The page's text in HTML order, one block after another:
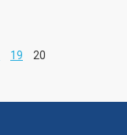
19 20